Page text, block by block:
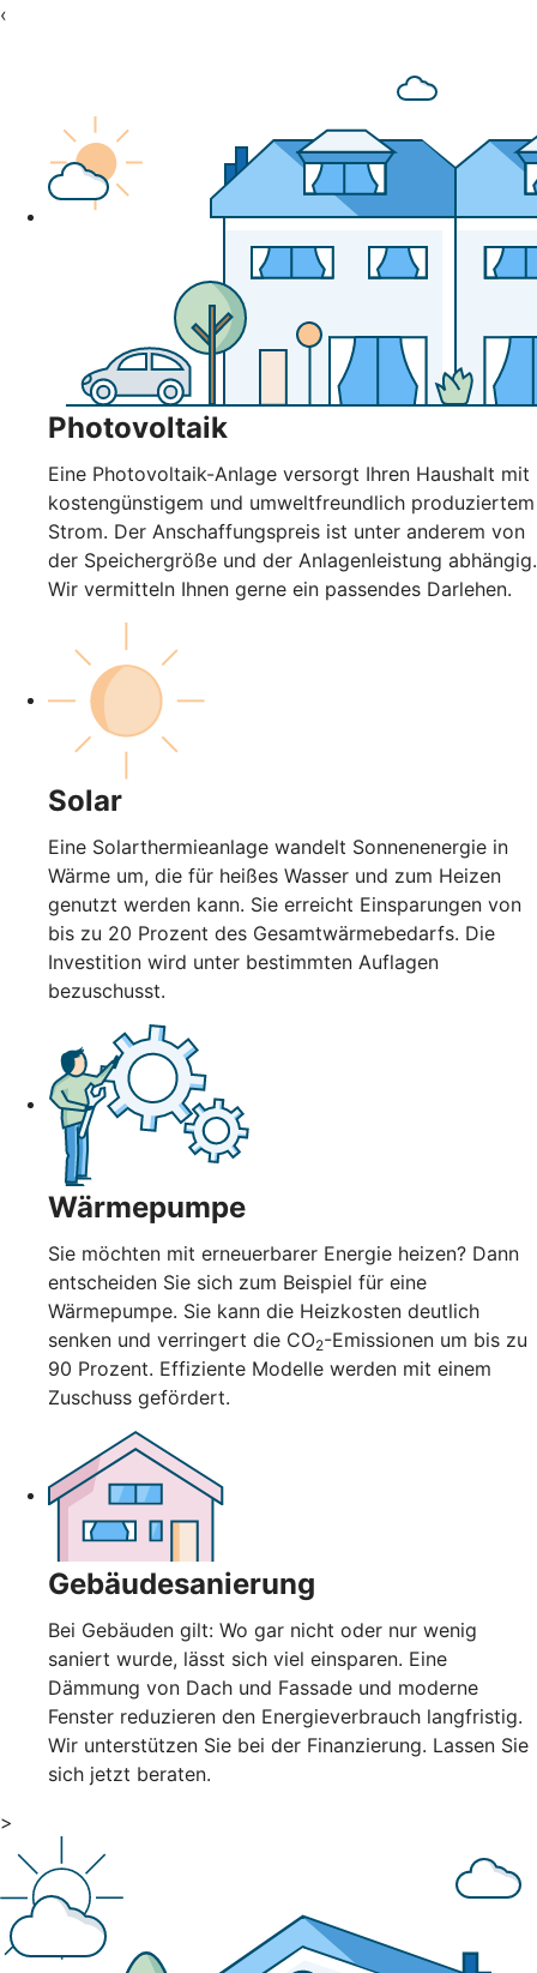
‹
Photovoltaik
Eine Photovoltaik-Anlage versorgt Ihren Haushalt mit
kostengünstigem und umweltfreundlich produziertem
Strom. Der Anschaffungspreis ist unter anderem von
der Speichergröße und der Anlagenleistung abhängig.
Wir vermitteln Ihnen gerne ein passendes Darlehen.
Solar
Eine Solarthermieanlage wandelt Sonnenenergie in
Wärme um, die für heißes Wasser und zum Heizen
genutzt werden kann. Sie erreicht Einsparungen von
bis zu 20 Prozent des Gesamtwärmebedarfs. Die
Investition wird unter bestimmten Auflagen
bezuschusst.
Wärmepumpe
Sie möchten mit erneuerbarer Energie heizen? Dann
entscheiden Sie sich zum Beispiel für eine
Wärmepumpe. Sie kann die Heizkosten deutlich
senken und verringert die CO2-Emissionen um bis zu
90 Prozent. Effiziente Modelle werden mit einem
Zuschuss gefördert.
Gebäudesanierung
Bei Gebäuden gilt: Wo gar nicht oder nur wenig
saniert wurde, lässt sich viel einsparen. Eine
Dämmung von Dach und Fassade und moderne
Fenster reduzieren den Energieverbrauch langfristig.
Wir unterstützen Sie bei der Finanzierung. Lassen Sie
sich jetzt beraten.
>